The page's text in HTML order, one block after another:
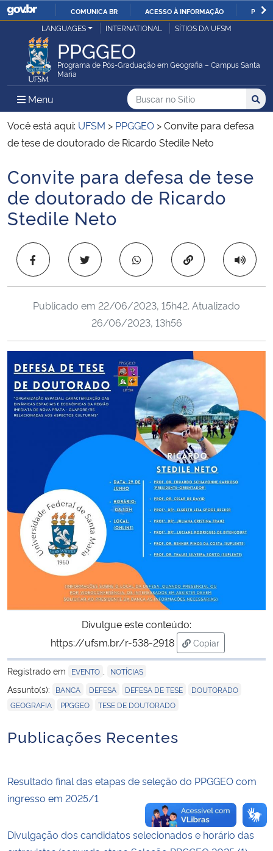
IR
O
COMUNICA BR ACESSO À INFORMAÇÃO
Ministério da Justiça e Segurança Pública
Ministério da Defesa
Ministério das Relações Exteriores
Ministério da Infraestrutura
Ministério da Agricultura, Pecuária e Abastecimento
Ministério da Educação
Ministério da Ciência, Tecnologia, Inovações e Comunicações
Ministério do Meio Ambiente
Ministério do Turismo
Ministério do Desenvolvimento Regional
Controladoria-Geral da União
Ministério da Mulher, da Família e dos Direitos Humanos
Secretaria-Geral
Secretaria de Governo
Gabinete de Segurança Institucional
Advocacia-Geral da União
Banco Central do Brasil
Planalto
LANGUAGES INTERNATIONAL SÍTIOS DA UFSM
PPGGEO
Programa de Pós-Graduação em Geografia – Campus Santa
Maria
Menu Menu Principal do Sítio
Busca
Buscar no no Sítio
Busca:
Você está aqui: UFSM > PPGGEO >Convite para defesa
de tese de doutorado de Ricardo Stedile Neto
Início do conteúdo
Convite para defesa de tese
de doutorado de Ricardo
Stedile Neto
Copiar para área
Publicado em 22/06/2023, 15h42. Atualizado
26/06/2023, 13h56
Divulgue este conteúdo:
https://ufsm.br/r-538-2918
Copiar
para área de
Registrado em
EVENTO NOTÍCIAS
Assunto(s): BANCA DEFESA DEFESA DE TESE DOUTORADO
GEOGRAFIA PPGGEO TESE DE DOUTORADO
Publicações Recentes
Resultado final das etapas de seleção do PPGGEO com
ingresso em 2025/1
Divulgação dos candidatos selecionados e horário das